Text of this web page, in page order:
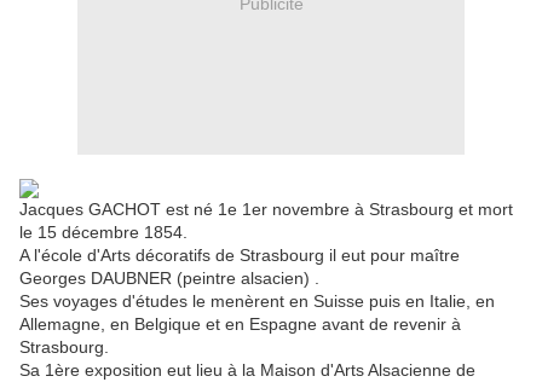
Jacques GACHOT est né 1e 1er novembre à Strasbourg et mort
le 15 décembre 1854.
A l'école d'Arts décoratifs de Strasbourg il eut pour maître
Georges DAUBNER (peintre alsacien) .
Ses voyages d'études le menèrent en Suisse puis en Italie, en
Allemagne, en Belgique et en Espagne avant de revenir à
Strasbourg.
Sa 1ère exposition eut lieu à la Maison d'Arts Alsacienne de